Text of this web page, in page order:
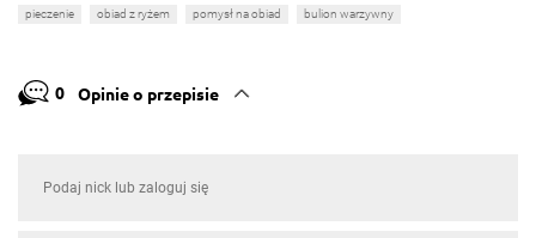
pieczenie
obiad z ryżem pomysł na obiad bulion warzywny
0 Opinie o przepisie